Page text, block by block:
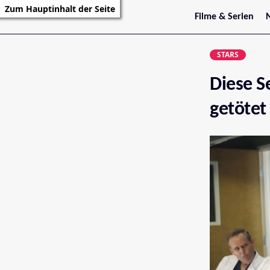
Zum Hauptinhalt der Seite
Filme & Serien
Trailer
Filmarchiv
STARS
Diese
getötet